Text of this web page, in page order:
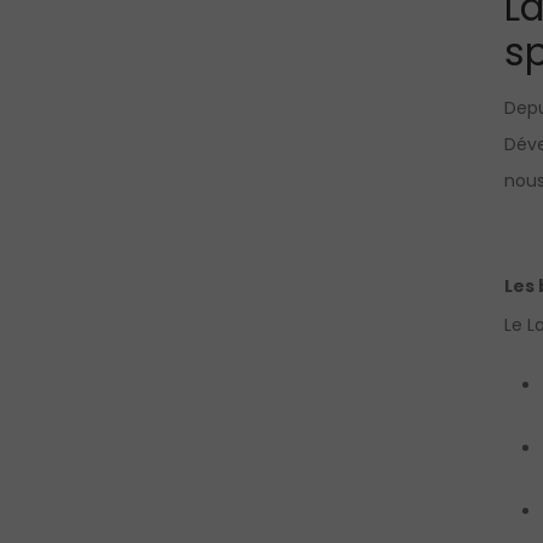
Les
Le